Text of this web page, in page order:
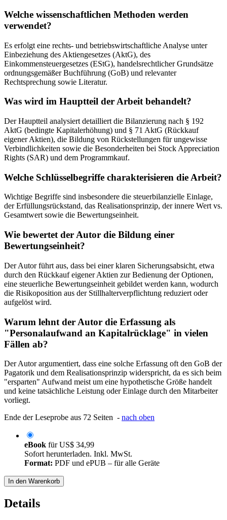
Welche wissenschaftlichen Methoden werden
verwendet?
Es erfolgt eine rechts- und betriebswirtschaftliche Analyse unter
Einbeziehung des Aktiengesetzes (AktG), des
Einkommensteuergesetzes (EStG), handelsrechtlicher Grundsätze
ordnungsgemäßer Buchführung (GoB) und relevanter
Rechtsprechung sowie Literatur.
Was wird im Hauptteil der Arbeit behandelt?
Der Hauptteil analysiert detailliert die Bilanzierung nach § 192
AktG (bedingte Kapitalerhöhung) und § 71 AktG (Rückkauf
eigener Aktien), die Bildung von Rückstellungen für ungewisse
Verbindlichkeiten sowie die Besonderheiten bei Stock Appreciation
Rights (SAR) und dem Programmkauf.
Welche Schlüsselbegriffe charakterisieren die Arbeit?
Wichtige Begriffe sind insbesondere die steuerbilanzielle Einlage,
der Erfüllungsrückstand, das Realisationsprinzip, der innere Wert vs.
Gesamtwert sowie die Bewertungseinheit.
Wie bewertet der Autor die Bildung einer
Bewertungseinheit?
Der Autor führt aus, dass bei einer klaren Sicherungsabsicht, etwa
durch den Rückkauf eigener Aktien zur Bedienung der Optionen,
eine steuerliche Bewertungseinheit gebildet werden kann, wodurch
die Risikoposition aus der Stillhalterverpflichtung reduziert oder
aufgelöst wird.
Warum lehnt der Autor die Erfassung als
"Personalaufwand an Kapitalrücklage" in vielen
Fällen ab?
Der Autor argumentiert, dass eine solche Erfassung oft den GoB der
Pagatorik und dem Realisationsprinzip widerspricht, da es sich beim
"ersparten" Aufwand meist um eine hypothetische Größe handelt
und keine tatsächliche Leistung oder Einlage durch den Mitarbeiter
vorliegt.
Ende der Leseprobe aus 72 Seiten - nach oben
eBook fürUS$ 34,99
Sofort herunterladen. Inkl. MwSt.
Format: PDF und ePUB – für alle Geräte
In den Warenkorb
Details